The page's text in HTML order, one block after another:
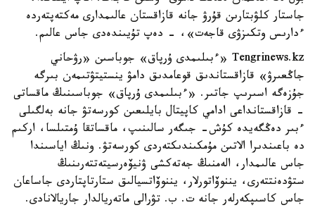
جاستار كلۋبتارىن قۇرۋ جانە قازاقستان عالىمدارى مەكتەپتەردە
ءدارىس وتكىزۋى قاجەت»، - دەپ تۇيىندەدى جاس عالىم.
Tengrinews.kz «ءبىلىمدى ۇرپاق» جوباسىن «رۋحاني
جاڭعىرۋ» قازاقستاندىق قوعامدىق دامۋ ينستيتۋتىمەن بىرگە
جۇزەگە اسىرىپ جاتىر. «ءبىلىمدى ۇرپاق» جوباسىنىڭ ماقساتى
- قازاقستانداعى ادامي كاپيتال بايلىعىن كورسەتۋ جانە بەلگىلى
ءبىر دەڭگەيدە كۇش- جىگەر سالىنىپ، ماقساتقا ۇمتىلسا، اركىم
دە باعىندىرا الاتىن مۇمكىندىكتەردى كورسەتۋ. ونىڭ اياسىندا
جاس عالىمدار، الەمنىڭ جەتەكشى ۋنيۆەرسيتەتتەرىنىڭ
ستۋدەنتتەرى، يننوۆاتورلار، يننوۆاتسيالىق ستارتاپتاردى جاساعان
جاس كاسىپكەرلەر جانە ت. ب. تۋرالى ماتەريالدار جاريالانادى.